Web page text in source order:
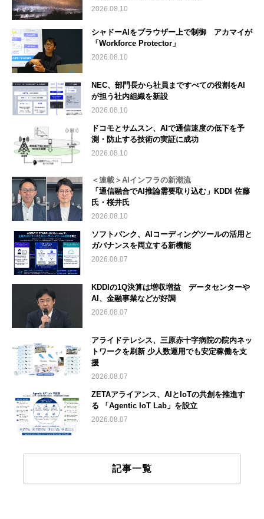
2026.08.10
シャドーAIをブラウザー上で制御 アカマイが
「Workforce Protector」
2026.08.10
NEC、部門長から社員まですべての役割をAI
が担う社内組織を新設
2026.08.10
ドコモとサムスン、AIで通信速度の低下を予
測・防止する技術の実証に成功
2026.08.10
＜連載＞AIインフラの新潮流
「通信融合でAI推論需要取り込む」KDDI 佐藤
氏・桜井氏
2026.08.10
ソフトバンク、AIコーディングツールの活用と
ガバナンスを両立する新機能
2026.08.07
KDDIの1Q決算は増収増益 データセンターや
AI、金融事業などが好調
2026.08.07
アライドテレシス、三原赤十字病院の院内ネッ
トワークを刷新 少人数運用でも安定稼働を支
援
2026.08.07
ZETAアライアンス、AIとIoTの共創を推進す
る 「Agentic IoT Lab」を設立
2026.08.07
記事一覧